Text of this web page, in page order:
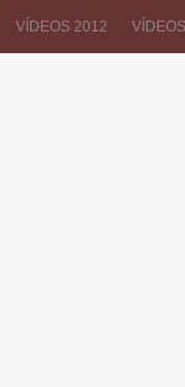
VÍDEOS 2012